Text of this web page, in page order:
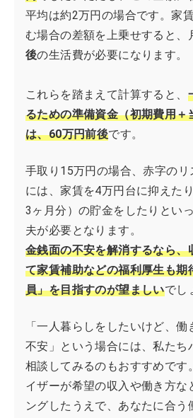
平均は約2万円の場合です。家
む場合の差額を上乗せすると、
後の生活費が必要になります。
これらを踏まえて計算すると、
るための準備資金（初期費用＋
は、60万円前後です。
手取り15万円の場合、赤字の
には、家賃を4万円台に抑えた
3ヶ月分）の貯金をしたりとい
夫が必要となります。
金銭面の不安を解消するなら、
て家賃補助などの福利厚生も期
員」を目指すのが望ましいでし
「一人暮らしをしたいけど、
不安」という場合には、私たち
相談してみるのもおすすめです
イザーが希望の収入や働き方な
ングしたうえで、あなたに合う